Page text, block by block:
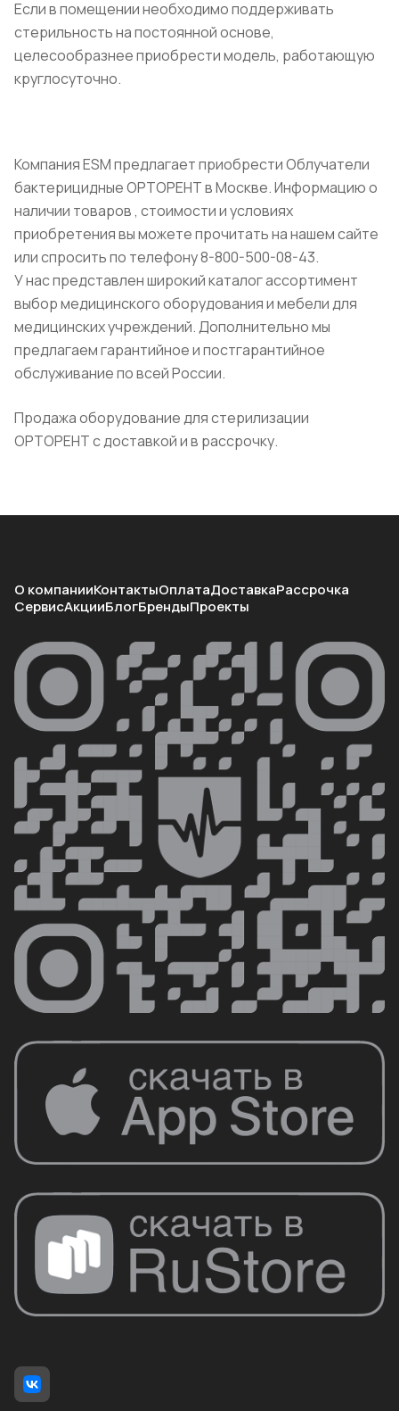
Если в помещении необходимо поддерживать
стерильность на постоянной основе,
целесообразнее приобрести модель, работающую
круглосуточно.
Компания ESM предлагает приобрести Облучатели
бактерицидные ОРТОРЕНТ в Москве. Информацию о
наличии товаров , стоимости и условиях
приобретения вы можете прочитать на нашем сайте
или спросить по телефону 8-800-500-08-43.
У нас представлен широкий каталог ассортимент
выбор медицинского оборудования и мебели для
медицинских учреждений. Дополнительно мы
предлагаем гарантийное и постгарантийное
обслуживание по всей России.
Продажа оборудование для стерилизации
ОРТОРЕНТ с доставкой и в рассрочку.
О компанииКонтактыОплатаДоставкаРассрочка
СервисАкцииБлогБрендыПроекты